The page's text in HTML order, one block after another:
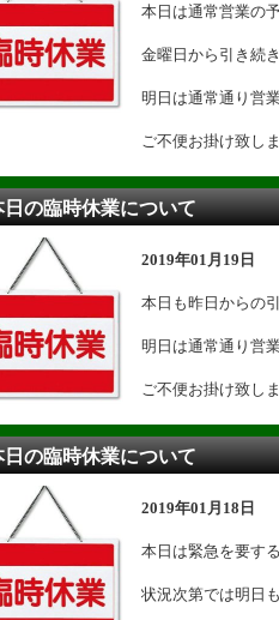
本日は通常営業の
金曜日から引き続
明日は通常通り営
ご不便お掛け致し
日の臨時休業について
2019年01月19日
本日も昨日からの
明日は通常通り営
ご不便お掛け致し
日の臨時休業について
2019年01月18日
本日は緊急を要す
状況次第では明日